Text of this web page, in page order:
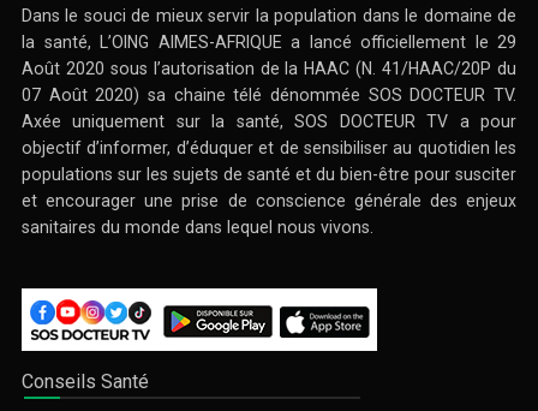
Dans le souci de mieux servir la population dans le domaine de
la santé, L’OING AIMES-AFRIQUE a lancé officiellement le 29
Août 2020 sous l’autorisation de la HAAC (N. 41/HAAC/20P du
07 Août 2020) sa chaine télé dénommée SOS DOCTEUR TV.
Axée uniquement sur la santé, SOS DOCTEUR TV a pour
objectif d’informer, d’éduquer et de sensibiliser au quotidien les
populations sur les sujets de santé et du bien-être pour susciter
et encourager une prise de conscience générale des enjeux
sanitaires du monde dans lequel nous vivons.
Conseils Santé